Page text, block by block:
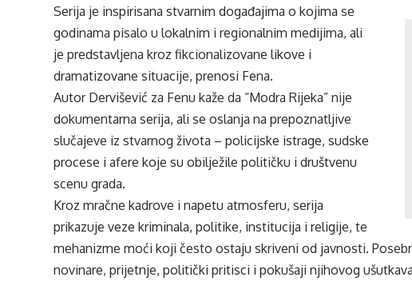
Serija je inspirisana stvarnim događajima o kojima se
godinama pisalo u lokalnim i regionalnim medijima, ali
je predstavljena kroz fikcionalizovane likove i
dramatizovane situacije, prenosi Fena.
Autor Dervišević za Fenu kaže da “Modra Rijeka” nije
dokumentarna serija, ali se oslanja na prepoznatljive
slučajeve iz stvarnog života – policijske istrage, sudske
procese i afere koje su obilježile političku i društvenu
scenu grada.
Kroz mračne kadrove i napetu atmosferu, serija
prikazuje veze kriminala, politike, institucija i religije, te
mehanizme moći koji često ostaju skriveni od javnosti.
novinare, prijetnje, politički pritisci i pokušaji njihovog